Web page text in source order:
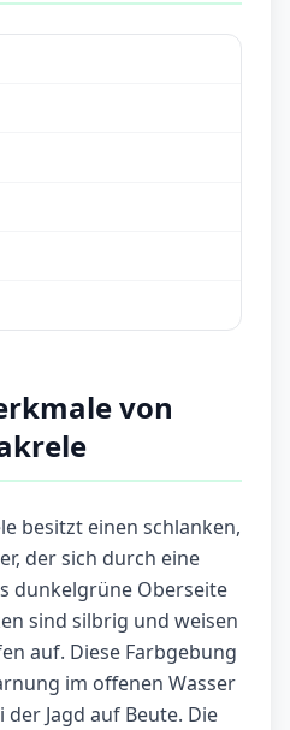
von
besitzt einen schlanken,
der sich durch eine
dunkelgrüne Oberseite
sind silbrig und weisen
auf. Diese Farbgebung
im offenen Wasser
Jagd auf Beute. Die